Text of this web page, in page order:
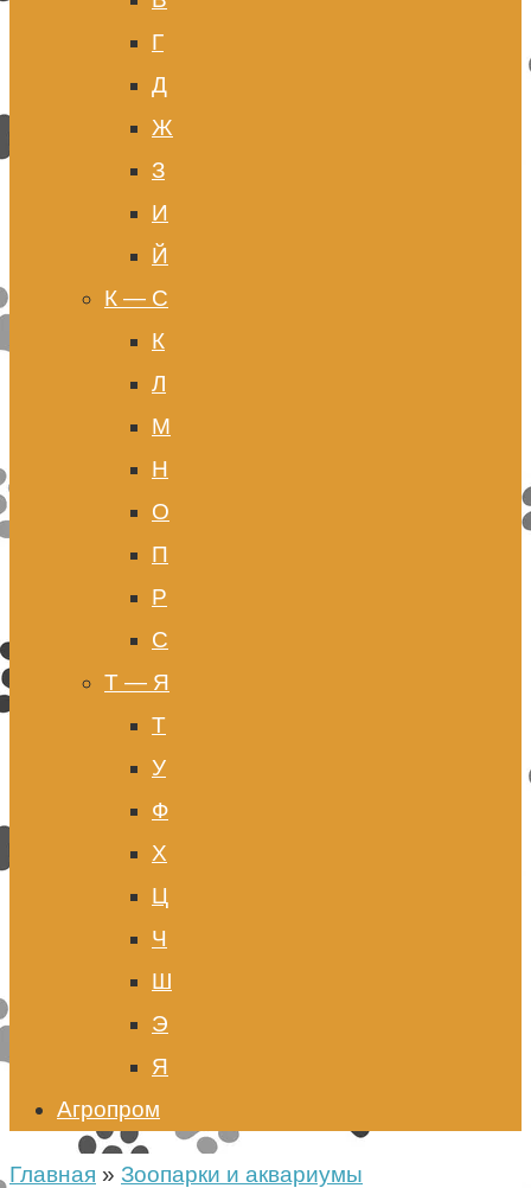
Г
Д
Ж
З
И
Й
К — С
К
Л
М
Н
О
П
Р
С
Т — Я
Т
У
Ф
Х
Ц
Ч
Ш
Э
Я
Агропром
Главная » Зоопарки и аквариумы